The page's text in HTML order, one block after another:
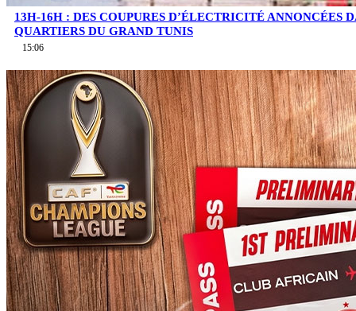
13H-16H : DES COUPURES D’ÉLECTRICITÉ ANNONCÉES
QUARTIERS DU GRAND TUNIS
15:06